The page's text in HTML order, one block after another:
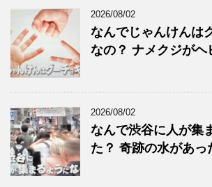
2026/08/02
なんでじゃんけんは
なの？ ナメクジがヘ
2026/08/02
なんで渋谷に人が集
た？ 奇跡の水があっ